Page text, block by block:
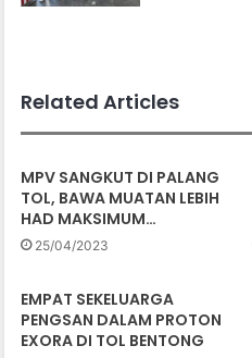
Related Articles
MPV SANGKUT DI PALANG
TOL, BAWA MUATAN LEBIH
HAD MAKSIMUM…
25/04/2023
EMPAT SEKELUARGA
PENGSAN DALAM PROTON
EXORA DI TOL BENTONG